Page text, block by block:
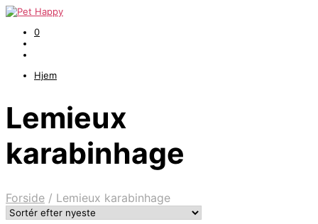
0
Hjem
Lemieux
karabinhage
Forside / Lemieux karabinhage